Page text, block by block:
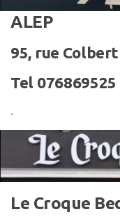
ALEP
95, rue Colbert
Tel 076869525
.
Le Croque